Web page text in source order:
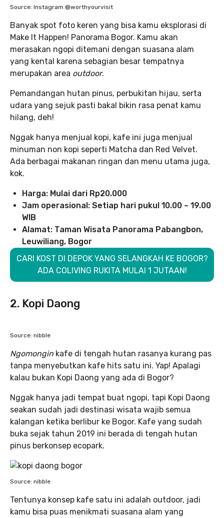
Source: Instagram @worthyourvisit
Banyak spot foto keren yang bisa kamu eksplorasi di
Make It Happen! Panorama Bogor. Kamu akan
merasakan ngopi ditemani dengan suasana alam
yang kental karena sebagian besar tempatnya
merupakan area outdoor.
Pemandangan hutan pinus, perbukitan hijau, serta
udara yang sejuk pasti bakal bikin rasa penat kamu
hilang, deh!
Nggak hanya menjual kopi, kafe ini juga menjual
minuman non kopi seperti Matcha dan Red Velvet.
Ada berbagai makanan ringan dan menu utama juga,
kok.
Harga: Mulai dari Rp20.000
Jam operasional: Setiap hari pukul 10.00 – 19.00
WIB
Alamat: Taman Wisata Panorama Pabangbon,
Leuwiliang, Bogor
CARI KOST DI DEPOK YANG SELANGKAH KE BOGOR?
ADA COLIVING RUKITA MULAI 1 JUTAAN!
2. Kopi Daong
Source: nibble
Ngomongin kafe di tengah hutan rasanya kurang pas
tanpa menyebutkan kafe hits satu ini. Yap! Apalagi
kalau bukan Kopi Daong yang ada di Bogor?
Nggak hanya jadi tempat buat ngopi, tapi Kopi Daong
seakan sudah jadi destinasi wisata wajib semua
kalangan ketika berlibur ke Bogor. Kafe yang sudah
buka sejak tahun 2019 ini berada di tengah hutan
pinus berkonsep ecopark.
Source: nibble
Tentunya konsep kafe satu ini adalah outdoor, jadi
kamu bisa puas menikmati suasana alam yang